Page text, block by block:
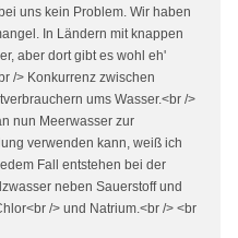
uns kein Problem. Wir haben
In Ländern mit knappen
aber dort gibt es wohl eh'
/> Konkurrenz zwischen
ums Wasser.<br />
nun Meerwasser zur
verwenden kann, weiß ich
Fall entstehen bei der
neben Sauerstoff und
/> und Natrium.<br /> <br